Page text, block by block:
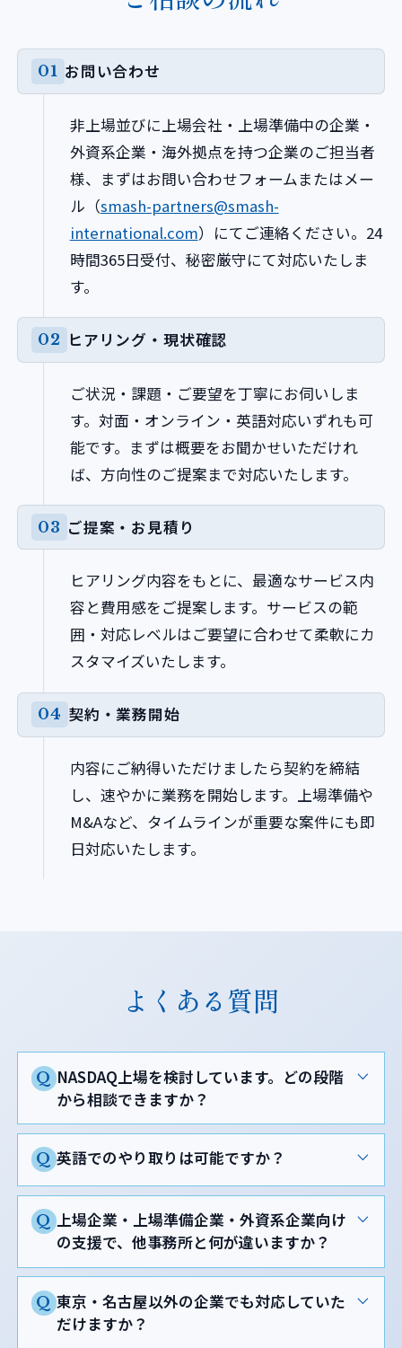
お問い合わせ
非上場並びに上場会社・上場準備中の企業・
外資系企業・海外拠点を持つ企業のご担当者
様、まずはお問い合わせフォームまたはメー
ル（smash-partners@smash-
international.com）にてご連絡ください。24
時間365日受付、秘密厳守にて対応いたしま
す。
ヒアリング・現状確認
ご状況・課題・ご要望を丁寧にお伺いしま
す。対面・オンライン・英語対応いずれも可
能です。まずは概要をお聞かせいただけれ
ば、方向性のご提案まで対応いたします。
ご提案・お見積り
ヒアリング内容をもとに、最適なサービス内
容と費用感をご提案します。サービスの範
囲・対応レベルはご要望に合わせて柔軟にカ
スタマイズいたします。
契約・業務開始
内容にご納得いただけましたら契約を締結
し、速やかに業務を開始します。上場準備や
M&Aなど、タイムラインが重要な案件にも即
日対応いたします。
よくある質問
Q NASDAQ上場を検討しています。どの段階
から相談できますか？
Q 英語でのやり取りは可能ですか？
Q 上場企業・上場準備企業・外資系企業向け
の支援で、他事務所と何が違いますか？
Q 東京・名古屋以外の企業でも対応していた
だけますか？